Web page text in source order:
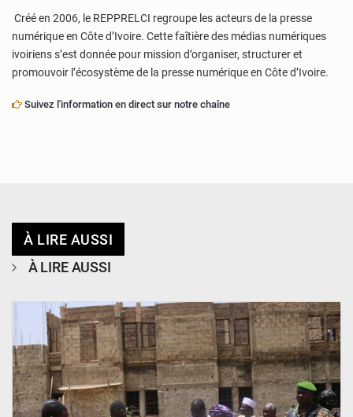
Créé en 2006, le REPPRELCI regroupe les acteurs de la presse
numérique en Côte d’Ivoire. Cette faîtière des médias numériques
ivoiriens s’est donnée pour mission d’organiser, structurer et
promouvoir l’écosystème de la presse numérique en Côte d’Ivoire.
Suivez l'information en direct sur notre chaîne
À LIRE AUSSI
À LIRE AUSSI